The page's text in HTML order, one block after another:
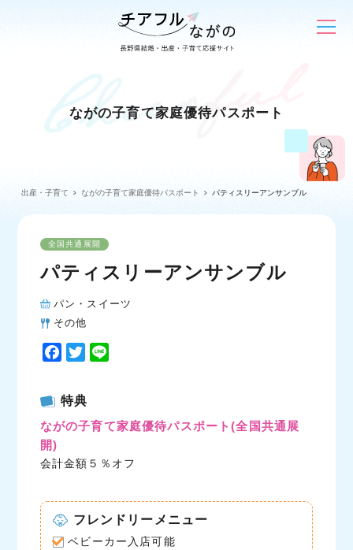
ながの子育て家庭優待パスポート
出産・子育て ながの子育て家庭優待パスポート パティスリーアンサンブル
全国共通展開
パティスリーアンサンブル
パン・スイーツ
その他
F
e
b
o
T
t
t
r
特典
ながの子育て家庭優待パスポート(全国共通展
開)
会計金額５％オフ
フレンドリーメニュー
ベビーカー入店可能